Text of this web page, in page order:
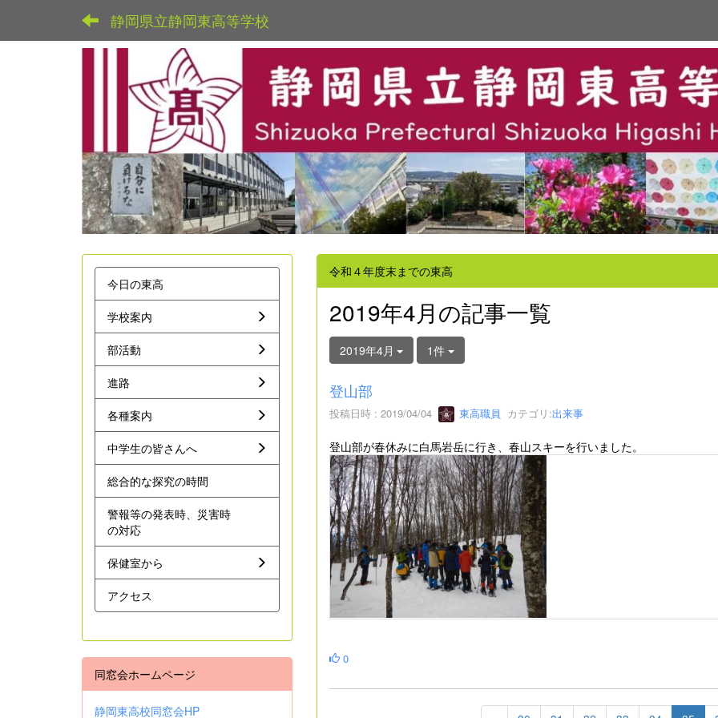
静岡県立静岡東高等学校
令和４年度末までの東高
2019年4月の記事一覧
2019年4月 1件
登山部
投稿日時 : 2019/04/04 東高職員 カテゴリ:出来事
登山部が春休みに白馬岩岳に行き、春山スキーを行いました。
0
今日の東高
学校案内
部活動
進路
各種案内
中学生の皆さんへ
総合的な探究の時間
警報等の発表時、災害時
の対応
保健室から
アクセス
同窓会ホームページ
静岡東高校同窓会HP